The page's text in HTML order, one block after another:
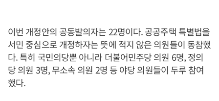
이번 개정안의 공동발의자는 22명이다. 공공주택 특별법을
서민 중심으로 개정하자는 뜻에 적지 않은 의원들이 동참했
다. 특히 국민의당뿐 아니라 더불어민주당 의원 6명, 정의
당 의원 3명, 무소속 의원 2명 등 야당 의원들이 두루 참여
했다.